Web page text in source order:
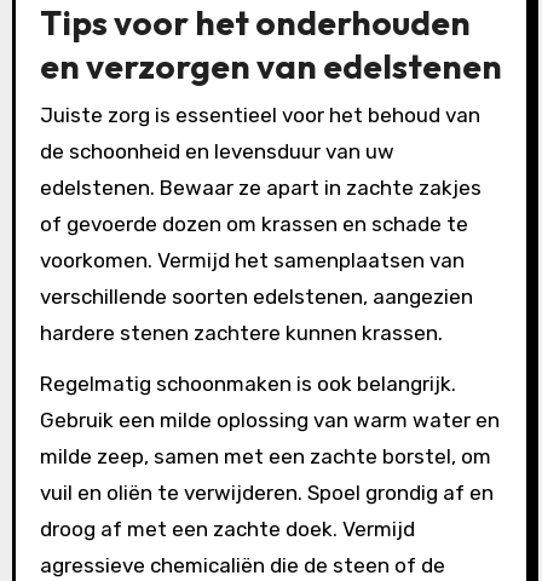
Tips voor het onderhouden
en verzorgen van edelstenen
Juiste zorg is essentieel voor het behoud van
de schoonheid en levensduur van uw
edelstenen. Bewaar ze apart in zachte zakjes
of gevoerde dozen om krassen en schade te
voorkomen. Vermijd het samenplaatsen van
verschillende soorten edelstenen, aangezien
hardere stenen zachtere kunnen krassen.
Regelmatig schoonmaken is ook belangrijk.
Gebruik een milde oplossing van warm water en
milde zeep, samen met een zachte borstel, om
vuil en oliën te verwijderen. Spoel grondig af en
droog af met een zachte doek. Vermijd
agressieve chemicaliën die de steen of de